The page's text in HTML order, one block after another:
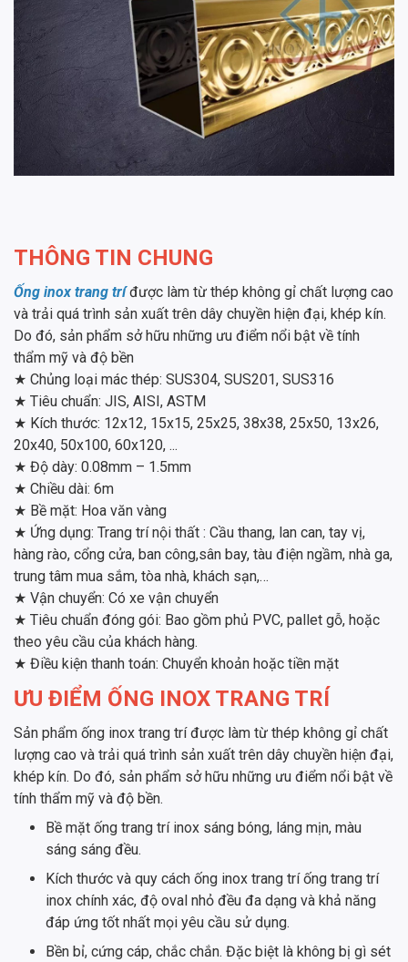
THÔNG TIN CHUNG
Ống inox trang tríđược làm từ thép không gỉ chất lượng cao
và trải quá trình sản xuất trên dây chuyền hiện đại, khép kín.
Do đó, sản phẩm sở hữu những ưu điểm nổi bật về tính
thẩm mỹ và độ bền
★ Chủng loại mác thép: SUS304, SUS201, SUS316
★ Tiêu chuẩn: JIS, AISI, ASTM
★ Kích thước: 12x12, 15x15, 25x25, 38x38, 25x50, 13x26,
20x40, 50x100, 60x120, ...
★ Độ dày: 0.08mm – 1.5mm
★ Chiều dài: 6m
★ Bề mặt: Hoa văn vàng
★ Ứng dụng: Trang trí nội thất : Cầu thang, lan can, tay vị,
hàng rào, cổng cửa, ban công,sân bay, tàu điện ngầm, nhà ga,
trung tâm mua sắm, tòa nhà, khách sạn,…
★ Vận chuyển: Có xe vận chuyển
★ Tiêu chuẩn đóng gói: Bao gồm phủ PVC, pallet gỗ, hoặc
theo yêu cầu của khách hàng.
★ Điều kiện thanh toán: Chuyển khoản hoặc tiền mặt
ƯU ĐIỂM ỐNG INOX TRANG TRÍ
Sản phẩm ống inox trang trí được làm từ thép không gỉ chất
lượng cao và trải quá trình sản xuất trên dây chuyền hiện đại,
khép kín. Do đó, sản phẩm sở hữu những ưu điểm nổi bật về
tính thẩm mỹ và độ bền.
Bề mặt ống trang trí inox sáng bóng, láng mịn, màu
sáng sáng đều.
Kích thước và quy cách ống inox trang trí ống trang trí
inox chính xác, độ oval nhỏ đều đa dạng và khả năng
đáp ứng tốt nhất mọi yêu cầu sử dụng.
Bền bỉ, cứng cáp, chắc chắn. Đặc biệt là không bị gì sét